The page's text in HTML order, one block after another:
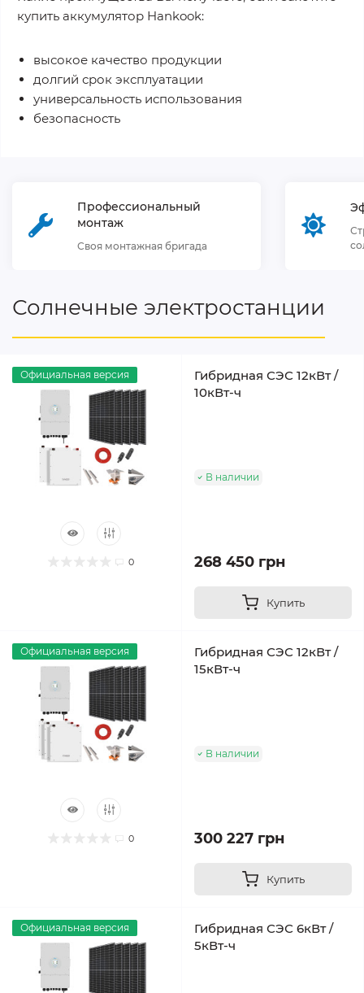
купить аккумулятор Hankook:
высокое качество продукции
долгий срок эксплуатации
универсальность использования
безопасность
Профессиональный
монтаж
Своя монтажная бригада
Солнечные электростанции
Официальная версия
0
Гибридная СЭС 12кВт /
10кВт-ч
В наличии
268 450 грн
Купить
Официальная версия
0
Гибридная СЭС 12кВт /
15кВт-ч
В наличии
300 227 грн
Купить
Официальная версия
Гибридная СЭС 6кВт /
5кВт-ч